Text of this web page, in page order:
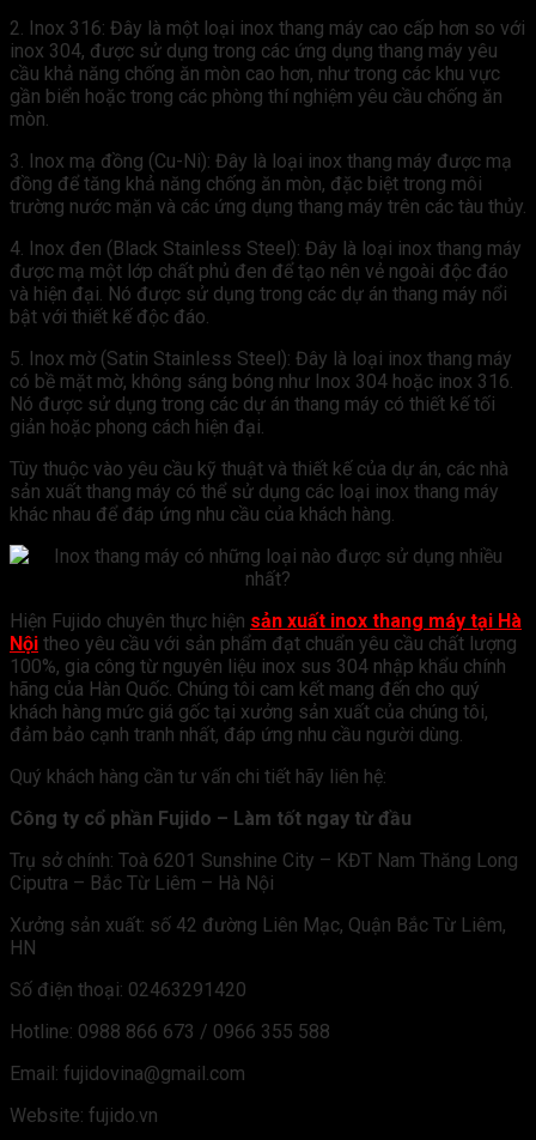
2. Inox 316: Đây là một loại inox thang máy cao cấp hơn so với
inox 304, được sử dụng trong các ứng dụng thang máy yêu
cầu khả năng chống ăn mòn cao hơn, như trong các khu vực
gần biển hoặc trong các phòng thí nghiệm yêu cầu chống ăn
mòn.
3. Inox mạ đồng (Cu-Ni): Đây là loại inox thang máy được mạ
đồng để tăng khả năng chống ăn mòn, đặc biệt trong môi
trường nước mặn và các ứng dụng thang máy trên các tàu thủy.
4. Inox đen (Black Stainless Steel): Đây là loại inox thang máy
được mạ một lớp chất phủ đen để tạo nên vẻ ngoài độc đáo
và hiện đại. Nó được sử dụng trong các dự án thang máy nổi
bật với thiết kế độc đáo.
5. Inox mờ (Satin Stainless Steel): Đây là loại inox thang máy
có bề mặt mờ, không sáng bóng như Inox 304 hoặc inox 316.
Nó được sử dụng trong các dự án thang máy có thiết kế tối
giản hoặc phong cách hiện đại.
Tùy thuộc vào yêu cầu kỹ thuật và thiết kế của dự án, các nhà
sản xuất thang máy có thể sử dụng các loại inox thang máy
khác nhau để đáp ứng nhu cầu của khách hàng.
Hiện Fujido chuyên thực hiện sản xuất inox thang máy tại Hà
Nội theo yêu cầu với sản phẩm đạt chuẩn yêu cầu chất lượng
100%, gia công từ nguyên liệu inox sus 304 nhập khẩu chính
hãng của Hàn Quốc. Chúng tôi cam kết mang đến cho quý
khách hàng mức giá gốc tại xưởng sản xuất của chúng tôi,
đảm bảo cạnh tranh nhất, đáp ứng nhu cầu người dùng.
Quý khách hàng cần tư vấn chi tiết hãy liên hệ:
Công ty cổ phần Fujido – Làm tốt ngay từ đầu
Trụ sở chính: Toà 6201 Sunshine City – KĐT Nam Thăng Long
Ciputra – Bắc Từ Liêm – Hà Nội
Xưởng sản xuất: số 42 đường Liên Mạc, Quận Bắc Từ Liêm,
HN
Số điện thoại: 02463291420
Hotline: 0988 866 673 / 0966 355 588
Email: fujidovina@gmail.com
Website: fujido.vn